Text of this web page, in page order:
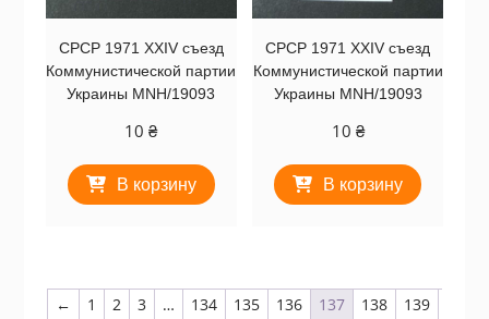
СРСР 1971 XXIV съезд
Коммунистической партии
Украины MNH/19093
10₴
В корзину
СРСР 1971 XXIV съезд
Коммунистической партии
Украины MNH/19093
10 ₴
В корзину
← 1 2 3 … 134 135 136 137 138
139